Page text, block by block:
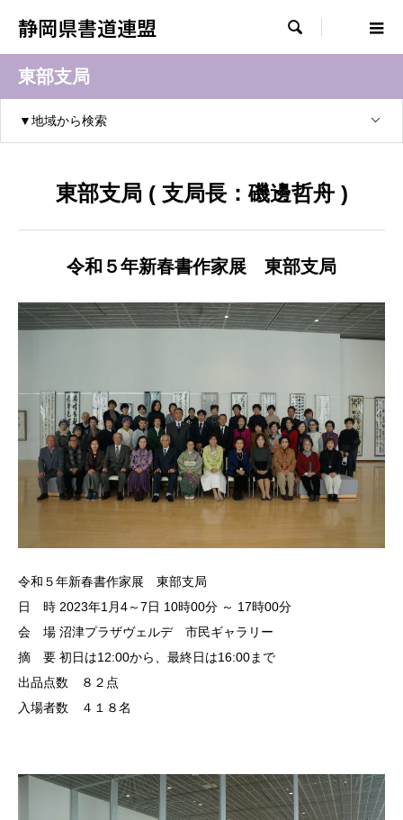
静岡県書道連盟 
東部支局
▼地域から検索
東部支局 ( 支局長：磯邊哲舟 )
令和５年新春書作家展 東部支局
令和５年新春書作家展 東部支局
日 時 2023年1月4～7日 10時00分 ～ 17時00分
会 場 沼津プラザヴェルデ 市民ギャラリー
摘 要 初日は12:00から、最終日は16:00まで
出品点数 ８２点
入場者数 ４１８名